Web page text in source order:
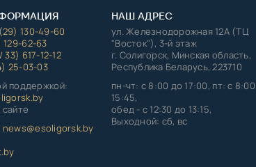
130-49-60
62-63
617-12-12
25-03-03
поддержкой:
news@esoligorsk.by
НАШ АДРЕС
ул. Железнодорожная 12А (ТЦ
"Восток"), 3-й этаж
г. Солигорск, Минская область,
Республика Беларусь, 223710
пн-чт: с 8:00 до 17:00, пт: с
15:45,
обед - с 12:30 до 13:15,
Выходной: сб, вс